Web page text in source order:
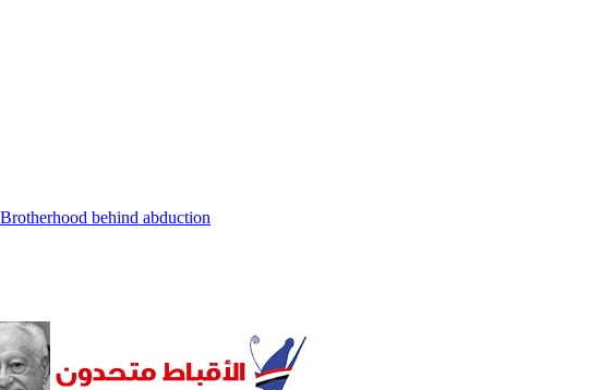
behind abduction